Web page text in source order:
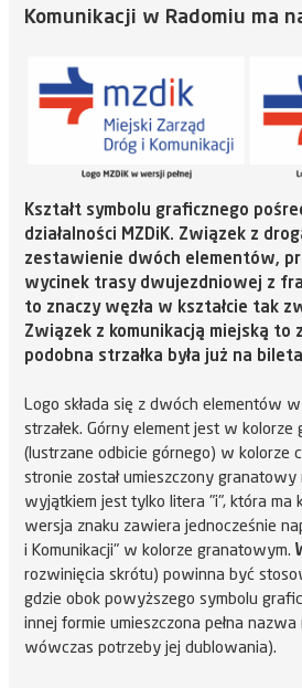
Komunikacji w Radomiu ma
Kształt symbolu graficznego
działalności MZDiK. Związek z
zestawienie dwóch elementów,
wycinek trasy dwujezdniowej z
to znaczy węzła w kształcie tak
Związek z komunikacją miejską to
podobna strzałka była już na
Logo składa się z dwóch elementów w
strzałek. Górny element jest w
(lustrzane odbicie górnego) w kolorze
stronie został umieszczony granatowy
wyjątkiem jest tylko litera "i", która ma
wersja znaku zawiera jednocześnie
i Komunikacji" w kolorze granatowym.
rozwinięcia skrótu) powinna być
gdzie obok powyższego symbolu
innej formie umieszczona pełna
wówczas potrzeby jej dublowania).